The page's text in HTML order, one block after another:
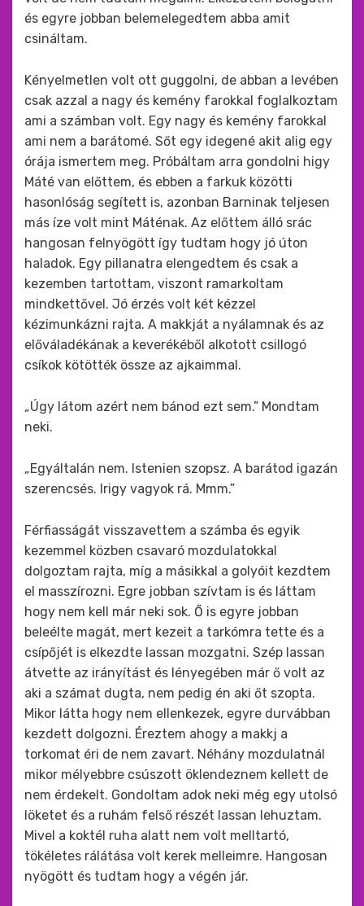
és egyre jobban belemelegedtem abba amit
csináltam.
Kényelmetlen volt ott guggolni, de abban a levében
csak azzal a nagy és kemény farokkal foglalkoztam
ami a számban volt. Egy nagy és kemény farokkal
ami nem a barátomé. Sőt egy idegené akit alig egy
órája ismertem meg. Próbáltam arra gondolni higy
Máté van előttem, és ebben a farkuk közötti
hasonlóság segített is, azonban Barninak teljesen
más íze volt mint Máténak. Az előttem álló srác
hangosan felnyögött így tudtam hogy jó úton
haladok. Egy pillanatra elengedtem és csak a
kezemben tartottam, viszont ramarkoltam
mindkettővel. Jó érzés volt két kézzel
kézimunkázni rajta. A makkját a nyálamnak és az
előváladékának a keverékéből alkotott csillogó
csíkok kötötték össze az ajkaimmal.
„Úgy látom azért nem bánod ezt sem.” Mondtam
neki.
„Egyáltalán nem. Istenien szopsz. A barátod igazán
szerencsés. Irigy vagyok rá. Mmm.”
Férfiasságát visszavettem a számba és egyik
kezemmel közben csavaró mozdulatokkal
dolgoztam rajta, míg a másikkal a golyóit kezdtem
el masszírozni. Egre jobban szívtam is és láttam
hogy nem kell már neki sok. Ő is egyre jobban
beleélte magát, mert kezeit a tarkómra tette és a
csípőjét is elkezdte lassan mozgatni. Szép lassan
átvette az irányítást és lényegében már ő volt az
aki a számat dugta, nem pedig én aki őt szopta.
Mikor látta hogy nem ellenkezek, egyre durvábban
kezdett dolgozni. Éreztem ahogy a makkj a
torkomat éri de nem zavart. Néhány mozdulatnál
mikor mélyebbre csúszott öklendeznem kellett de
nem érdekelt. Gondoltam adok neki még egy utolsó
löketet és a ruhám felső részét lassan lehuztam.
Mivel a koktél ruha alatt nem volt melltartó,
tökéletes rálátása volt kerek melleimre. Hangosan
nyögött és tudtam hogy a végén jár.